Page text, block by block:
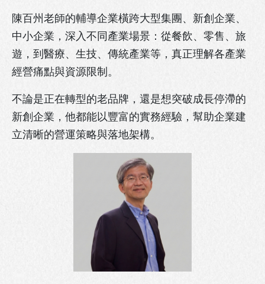
陳百州老師的輔導企業橫跨大型集團、新創企業、
中小企業，深入不同產業場景：從餐飲、零售、旅
遊，到醫療、生技、傳統產業等，真正理解各產業
經營痛點與資源限制。
不論是正在轉型的老品牌，還是想突破成長停滯的
新創企業，他都能以豐富的實務經驗，幫助企業建
立清晰的營運策略與落地架構。